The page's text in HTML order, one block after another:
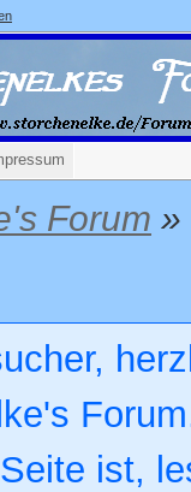
Forum »
ist,